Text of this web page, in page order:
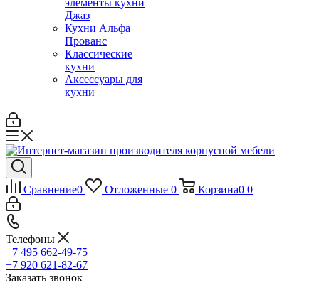
элементы кухни
Джаз
Кухни Альфа
Прованс
Классические
кухни
Аксессуары для
кухни
Сравнение0 Отложенные 0 Корзина0 0
Телефоны
+7 495 662-49-75
+7 920 621-82-67
Заказать звонок